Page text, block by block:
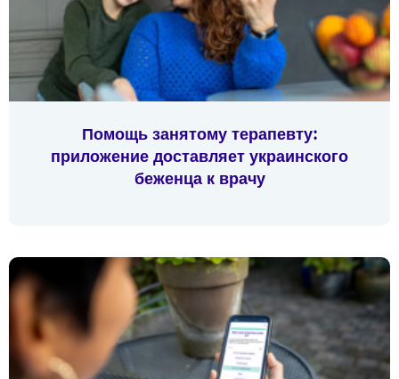
Помощь занятому терапевту:
приложение доставляет украинского
беженца к врачу